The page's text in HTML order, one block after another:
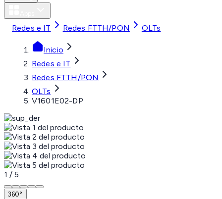
Redes e IT Redes FTTH/PON OLTs
Inicio
Redes e IT
Redes FTTH/PON
OLTs
V1601E02-DP
1 / 5
360°